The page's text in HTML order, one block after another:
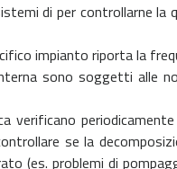
di per controllarne la
impianto riporta la
sono soggetti alle
verificano
se la
(es. problemi di